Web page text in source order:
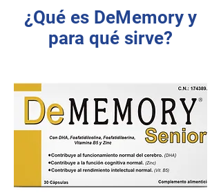
¿Qué es DeMemory y
para qué sirve?